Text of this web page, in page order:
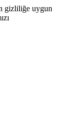
gizliliğe uygun